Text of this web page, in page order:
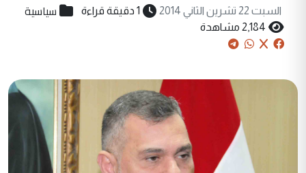
السبت 22 تشرين الثاني 2014 1 دقيقة قراءة سياسية
2,184 مشاهدة